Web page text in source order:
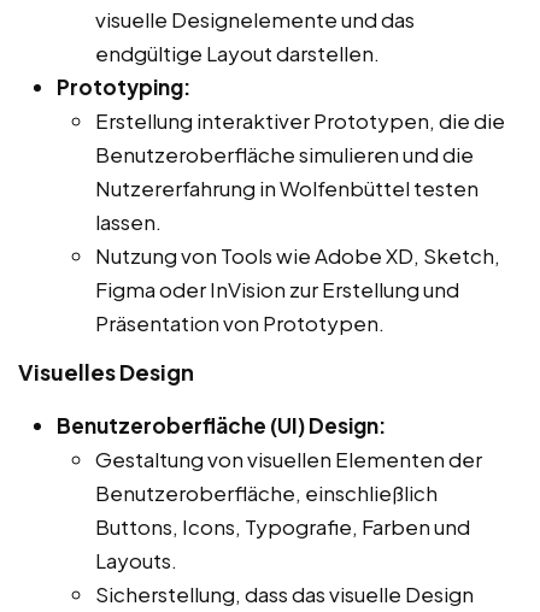
visuelle Designelemente und das
endgültige Layout darstellen.
Prototyping:
Erstellung interaktiver Prototypen, die die
Benutzeroberfläche simulieren und die
Nutzererfahrung in Wolfenbüttel testen
lassen.
Nutzung von Tools wie Adobe XD, Sketch,
Figma oder InVision zur Erstellung und
Präsentation von Prototypen.
Visuelles Design
Benutzeroberfläche (UI) Design:
Gestaltung von visuellen Elementen der
Benutzeroberfläche, einschließlich
Buttons, Icons, Typografie, Farben und
Layouts.
Sicherstellung, dass das visuelle Design